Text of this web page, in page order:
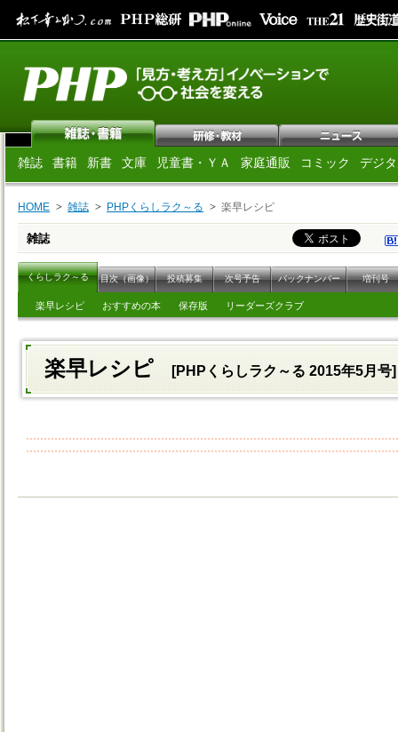
雑誌 書籍 新書 文庫 児童書・ＹＡ 家庭通販 コミック デジ
HOME 雑誌 PHPくらしラク～る 楽早レシピ
雑誌
くらしラク～る 目次（画像） 投稿募集 次号予告 バックナンバー 増刊号
楽早レシピ おすすめの本 保存版 リーダーズクラブ
楽早レシピ [PHPくらしラク～る 2015年5月号]